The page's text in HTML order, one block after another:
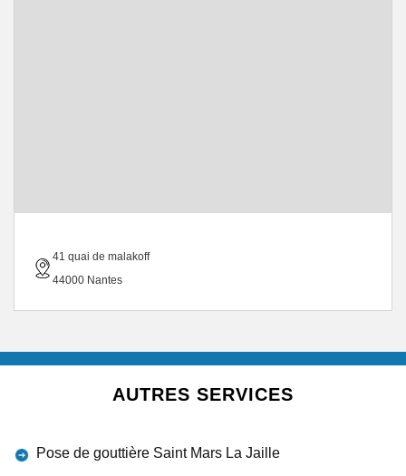
41 quai de malakoff
44000 Nantes
AUTRES SERVICES
Pose de gouttière Saint Mars La Jaille